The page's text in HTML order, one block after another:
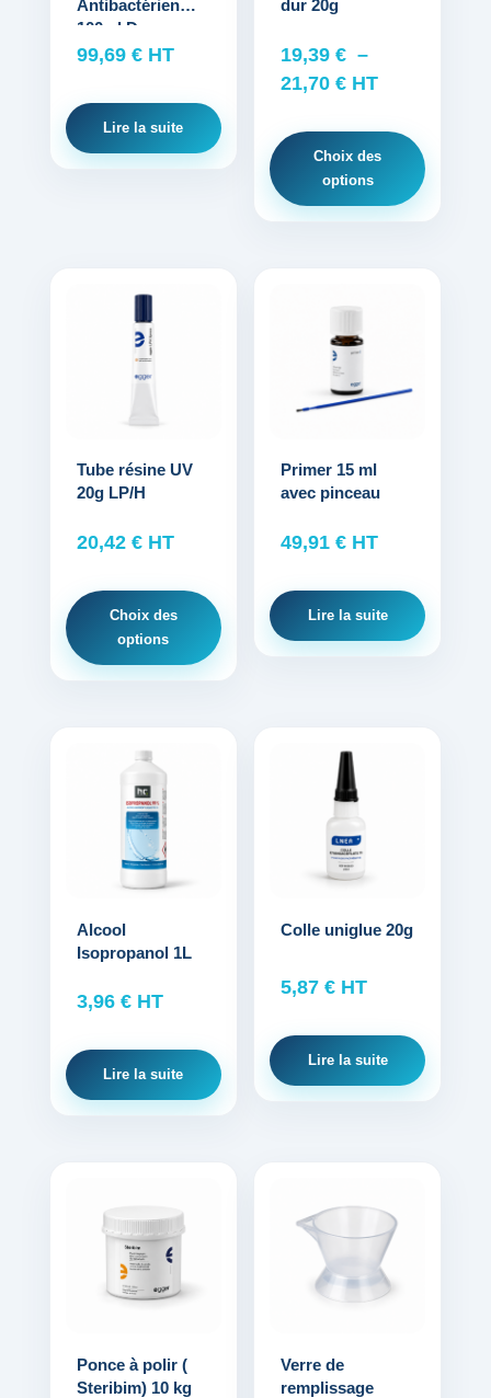
Antibactérien
100ml Dur
99,69 € HT
Lire la suite
dur 20g
19,39€ –
21,70€Plage
prix :
19,39 €
HT
Choix des
options
peuvent
choisies
sur
page
du
produit
Tube résine UV
20g LP/H
20,42 € HT
Choix des
options
options
peuvent
choisies
la
page
Primer 15 ml
avec pinceau
49,91€ HT
Lire la suite
Alcool
Isopropanol 1L
3,96 € HT
Lire la suite
Colle uniglue 20g
5,87€ HT
Lire la suite
Ponce à polir (
Steribim) 10 kg
Verre de
remplissage